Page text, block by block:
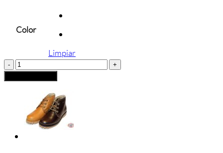
Color
Limpiar
BOTA
THOUSAND
cantidad